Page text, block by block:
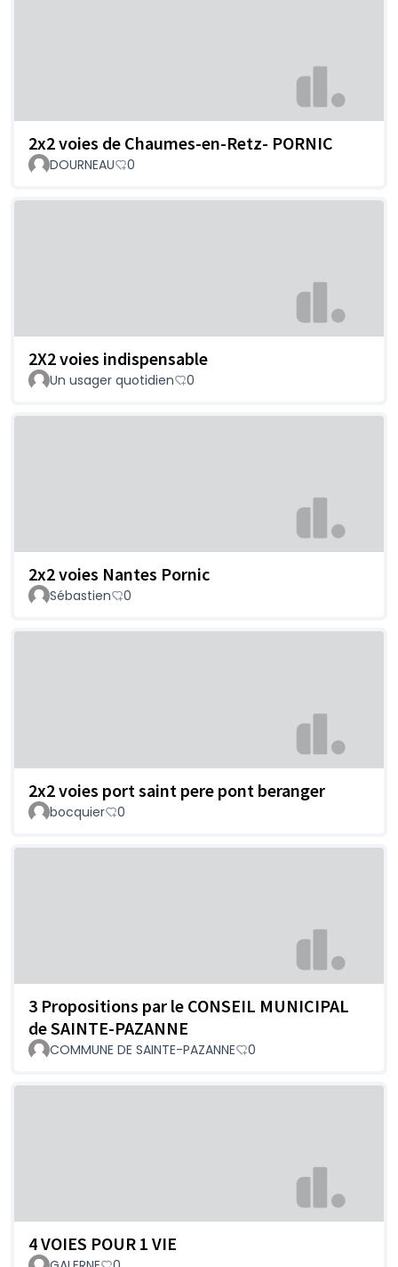
2x2 voies de Chaumes-en-Retz- PORNIC
DOURNEAU 0
2X2 voies indispensable
Un usager quotidien 0
2x2 voies Nantes Pornic
Sébastien 0
2x2 voies port saint pere pont beranger
bocquier 0
3 Propositions par le CONSEIL MUNICIPAL
de SAINTE-PAZANNE
COMMUNE DE SAINTE-PAZANNE 0
4 VOIES POUR 1 VIE